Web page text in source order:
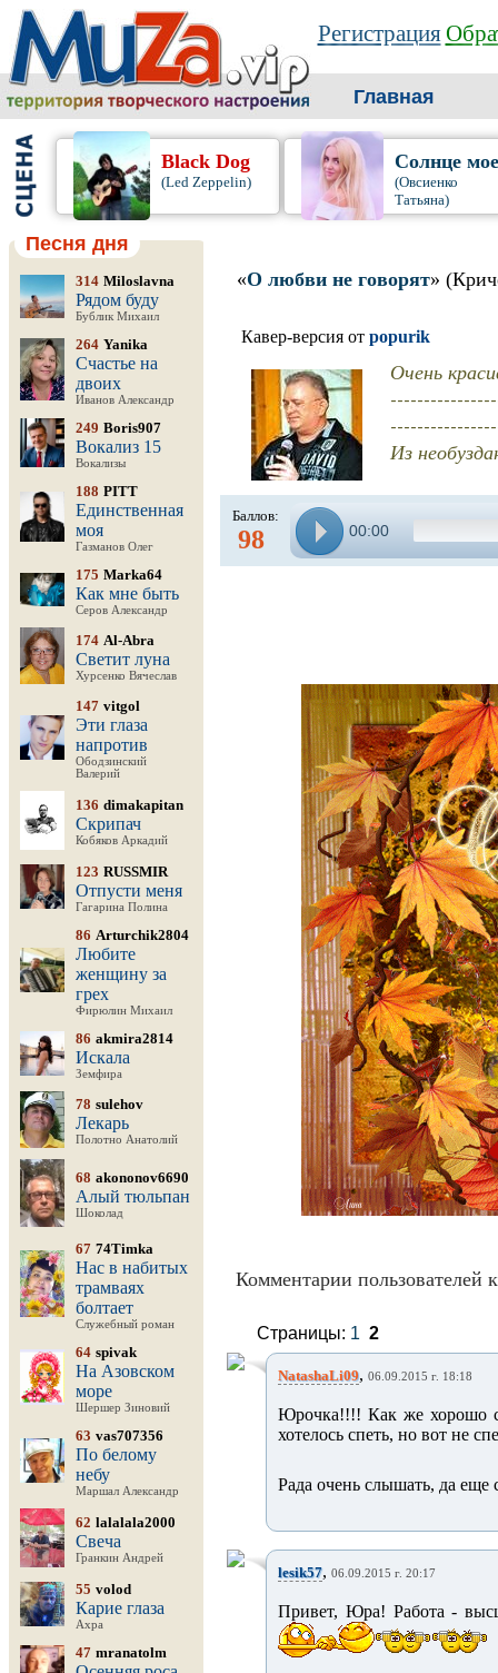
Регистрация
Главная
Black Dog
(Led Zeppelin)
Солнце
(Овсиенко
Татьяна)
Песня дня
314 Miloslavna
Рядом буду
Бублик Михаил
264 Yanika
Счастье на
двоих
Иванов Александр
249 Boris907
Вокализ 15
Вокализы
188 PITT
Единственная
моя
Газманов Олег
175 Marka64
Как мне быть
Серов Александр
174 Al-Abra
Светит луна
Хурсенко Вячеслав
147 vitgol
Эти глаза
напротив
Ободзинский
Валерий
136 dimakapitan
Скрипач
Кобяков Аркадий
123 RUSSMIR
Отпусти меня
Гагарина Полина
86 Arturchik2804
Любите
женщину за
грех
Фирюлин Михаил
86 akmira2814
Искала
Земфира
78 sulehov
Лекарь
Полотно Анатолий
68 akononov6690
Алый тюльпан
Шоколад
67 74Timka
Нас в набитых
трамваях
болтает
Служебный роман
64 spivak
На Азовском
море
Шершер Зиновий
63 vas707356
По белому
небу
Маршал Александр
62 lalalala2000
Свеча
Гранкин Андрей
55 volod
Карие глаза
Ахра
47 mranatolm
«О любви не говорят»
Кавер-версия от popurik
Очень
Из
Баллов:
98 00:00
Комментарии пользователей
Страницы: 1 2
NatashaLi09, 06.09.2015 г. 18:18
Юрочка!!!! Как же хорошо
хотелось спеть, но вот не
Рада очень слышать, да
lesik57, 06.09.2015 г. 20:17
Привет, Юра! Работа -